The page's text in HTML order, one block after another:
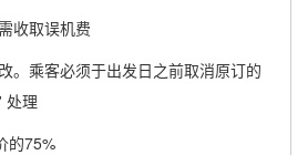
收取误机费
。乘客必须于出发日之前取消原订的
处理
的75%